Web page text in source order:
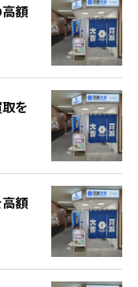
額
を
額